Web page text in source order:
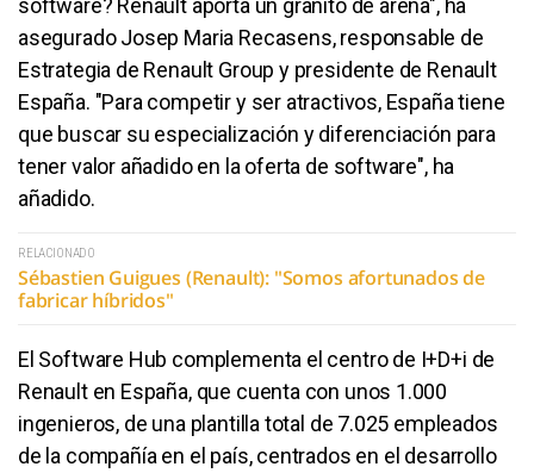
asegurado Josep Maria Recasens, responsable de
Estrategia de Renault Group y presidente de Renault
España. "Para competir y ser atractivos, España tiene
que buscar su especialización y diferenciación para
tener valor añadido en la oferta de software", ha
añadido.
RELACIONADO
Sébastien Guigues (Renault): "Somos afortunados de
fabricar híbridos"
El Software Hub complementa el centro de I+D+i de
Renault en España, que cuenta con unos 1.000
ingenieros, de una plantilla total de 7.025 empleados
de la compañía en el país, centrados en el desarrollo